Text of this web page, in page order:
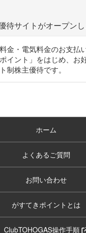
待サイトがオープン
金・電気料金のお支払
ポイント」をはじめ、お
制株主優待です。
ホーム
よくあるご質問
お問い合わせ
がすてきポイントとは
ClubTOHOGAS操作手順